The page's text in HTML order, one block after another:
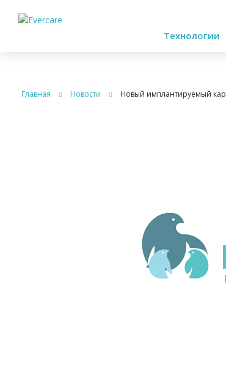
Технологии
Главная Новости Новый имплантируемый